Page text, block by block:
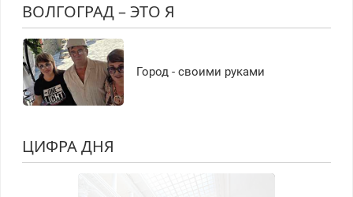
ВОЛГОГРАД – ЭТО Я
Город - своими руками
ЦИФРА ДНЯ